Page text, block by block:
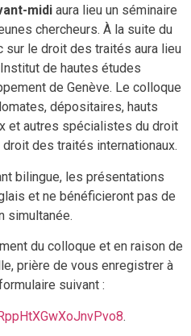
midiaura lieu un séminaire
chercheurs. À la suite du
sur le droit des traités aura lieu
de hautes études
de Genève. Le colloque
dépositaires, hauts
et autres spécialistes du droit
des traités internationaux.
bilingue, les présentations
et ne bénéficieront pas de
simultanée.
du colloque et en raison de
prière de vous enregistrer à
suivant :
.